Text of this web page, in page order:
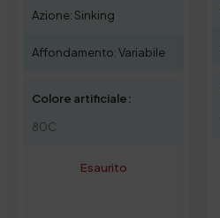
Azione: Sinking
Affondamento: Variabile
Colore artificiale:
80C
Esaurito